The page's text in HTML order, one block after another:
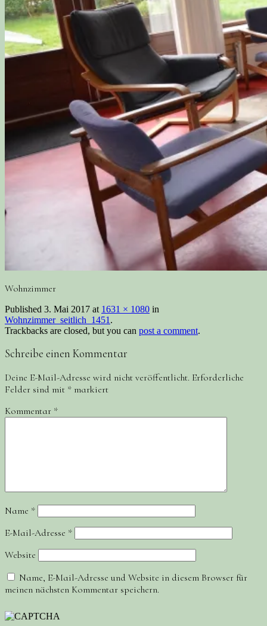
Wohnzimmer
Published 3. Mai 2017 at 1631 × 1080 in
Wohnzimmer_seitlich_1451 .
Trackbacks are closed, but you can post a comment.
Schreibe einen Kommentar
Deine E-Mail-Adresse wird nicht veröffentlicht. Erforderliche
Felder sind mit * markiert
Kommentar *
Name *
E-Mail-Adresse *
Website
Name, E-Mail-Adresse und Website in diesem Browser für
meinen nächsten Kommentar speichern.